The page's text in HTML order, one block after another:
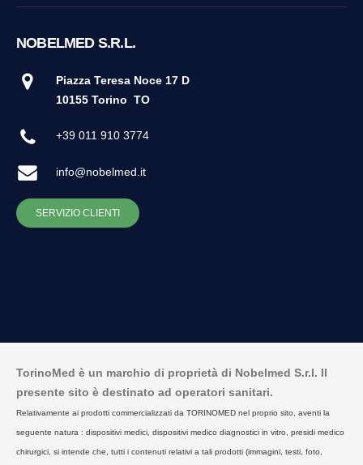
NOBELMED S.R.L.
Piazza Teresa Noce 17 D
10155 Torino TO
+39 011 910 3774
info@nobelmed.it
SERVIZIO CLIENTI
TorinoMed è un marchio di proprietà di Nobelmed S.r.l. Il
presente sito è destinato ad operatori sanitari.
Relativamente ai prodotti commercializzati da TORINOMED nel proprio sito, aventi la
seguente natura : dispositivi medici, dispositivi medico diagnostici in vitro, presidi medico
chirurgici, si intende che, tutti i contenuti relativi a tali prodotti (immagini, testi, foto,